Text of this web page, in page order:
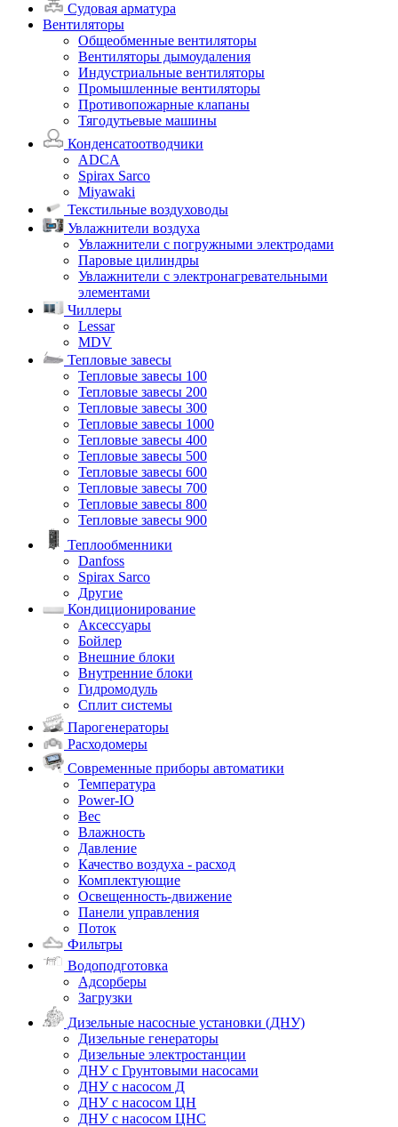
Судовая арматура
Вентиляторы
Общеобменные вентиляторы
Вентиляторы дымоудаления
Индустриальные вентиляторы
Промышленные вентиляторы
Противопожарные клапаны
Тягодутьевые машины
Конденсатоотводчики
ADCA
Spirax Sarco
Miyawaki
Текстильные воздуховоды
Увлажнители воздуха
Увлажнители с погружными электродами
Паровые цилиндры
Увлажнители с электронагревательными
элементами
Чиллеры
Lessar
MDV
Тепловые завесы
Тепловые завесы 100
Тепловые завесы 200
Тепловые завесы 300
Тепловые завесы 1000
Тепловые завесы 400
Тепловые завесы 500
Тепловые завесы 600
Тепловые завесы 700
Тепловые завесы 800
Тепловые завесы 900
Теплообменники
Danfoss
Spirax Sarco
Другие
Кондиционирование
Аксессуары
Бойлер
Внешние блоки
Внутренние блоки
Гидромодуль
Сплит системы
Парогенераторы
Расходомеры
Современные приборы автоматики
Температура
Power-IO
Вес
Влажность
Давление
Качество воздуха - расход
Комплектующие
Освещенность-движение
Панели управления
Поток
Фильтры
Водоподготовка
Адсорберы
Загрузки
Дизельные насосные установки (ДНУ)
Дизельные генераторы
Дизельные электростанции
ДНУ с Грунтовыми насосами
ДНУ с насосом Д
ДНУ с насосом ЦН
ДНУ с насосом ЦНС